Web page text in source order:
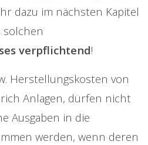
dazu im nächsten Kapitel
solchen
verpflichtend!
Herstellungskosten von
Anlagen, dürfen nicht
Ausgaben in die
werden, wenn deren